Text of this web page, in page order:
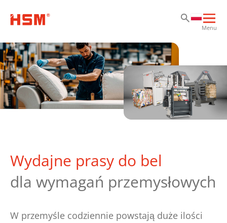
Menu
Wydajne prasy do bel
dla wymagań przemysłowych
W przemyśle codziennie powstają duże ilości